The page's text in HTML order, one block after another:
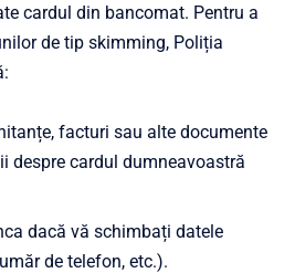
cardul din bancomat. Pentru a
de tip skimming, Poliția
facturi sau alte documente
despre cardul dumneavoastră
dacă vă schimbați datele
de telefon, etc.).